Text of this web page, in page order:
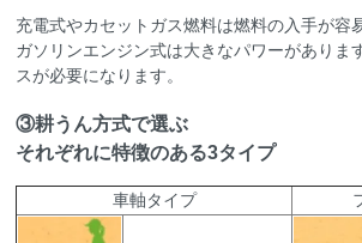
充電式やカセットガス燃料は燃料の入手が容
ガソリンエンジン式は大きなパワーがあり
スが必要になります。
③耕うん方式で選ぶ
それぞれに特徴のある3タイプ
車軸タイプ